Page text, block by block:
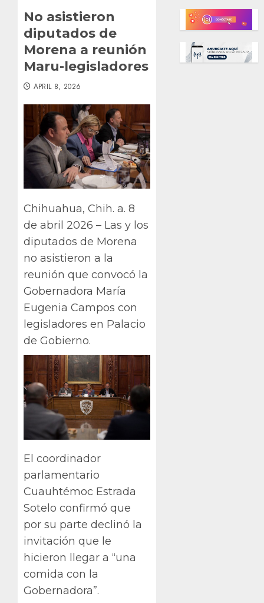
No asistieron
diputados de
Morena a reunión
Maru-legisladores
APRIL 8, 2026
Chihuahua, Chih. a. 8
de abril 2026 – Las y los
diputados de Morena
no asistieron a la
reunión que convocó la
Gobernadora María
Eugenia Campos con
legisladores en Palacio
de Gobierno.
El coordinador
parlamentario
Cuauhtémoc Estrada
Sotelo confirmó que
por su parte declinó la
invitación que le
hicieron llegar a “una
comida con la
Gobernadora”.